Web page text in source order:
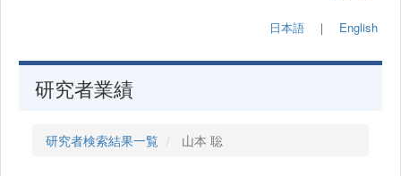
日本語 ｜ English
研究者業績
研究者検索結果一覧 山本 聡